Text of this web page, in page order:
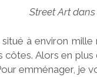
Street Art
à environ
côtes. Alors en
emménager, je